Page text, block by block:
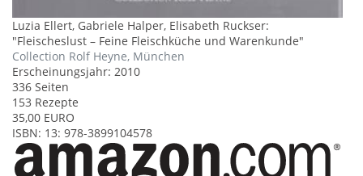
Luzia Ellert, Gabriele Halper, Elisabeth Ruckser:
"Fleischeslust – Feine Fleischküche und Warenkunde"
Collection Rolf Heyne, München
Erscheinungsjahr: 2010
336 Seiten
153 Rezepte
35,00 EURO
ISBN: 13: 978-3899104578